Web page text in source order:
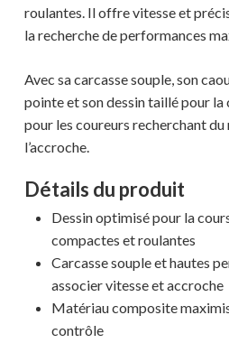
roulantes. Il offre vitesse et
la recherche de performances
Avec sa carcasse souple, son
pointe et son dessin taillé pour
pour les coureurs recherchant
l’accroche.
Détails du produit
Dessin optimisé pour la
compactes et roulantes
Carcasse souple et hautes
associer vitesse et accroche
Matériau composite
contrôle